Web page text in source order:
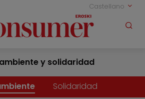
Castellano
y solidaridad
Solidaridad